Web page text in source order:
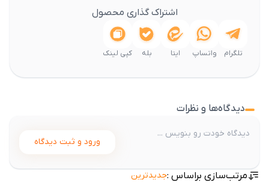
اشتراک گذاری محصول
تلگرام واتساپ ایتا بله کپی لینک
دیدگاه‌ها و نظرات
ورود و ثبت دیدگاه
مرتب‌سازی براساس :جدیدترین